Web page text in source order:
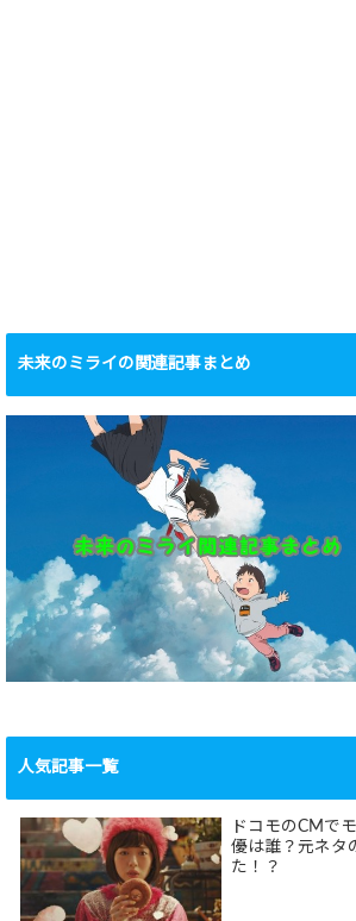
未来のミライの関連記事まとめ
人気記事一覧
ドコモのCMで
優は誰？元ネタ
た！？